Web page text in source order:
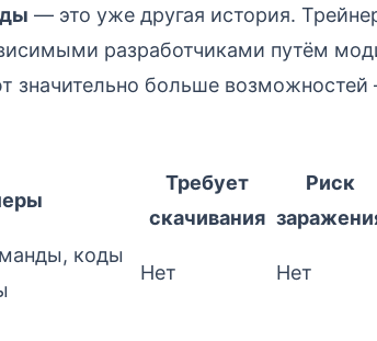
— это уже другая история.
разработчиками путём
значительно больше возможностей
Требует
скачивания
Риск
коды
Нет Нет